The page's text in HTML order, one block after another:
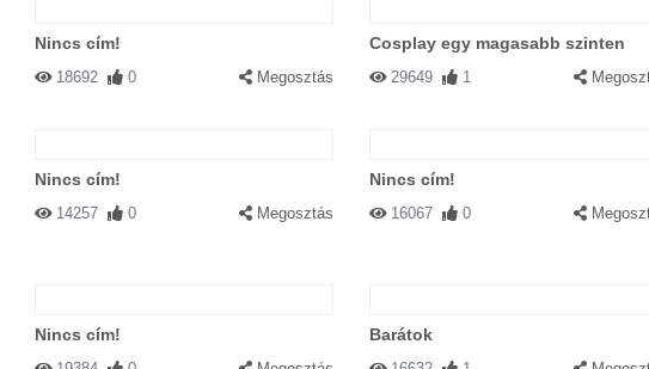
Nincs cím!
18692 0 Megosztás
Cosplay egy magasabb szinten
29649 1
Nincs cím!
14257 0 Megosztás
Nincs cím!
16067 0
Nincs cím! Barátok